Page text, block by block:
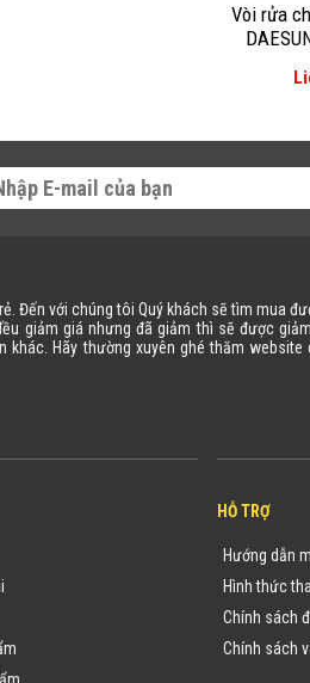
Vòi rửa
Đến với chúng tôi Quý khách sẽ tìm mua
giảm giá nhưng đã giảm thì sẽ được
Hãy thường xuyên ghé thăm
HỖ TRỢ
Hướng dẫn
Hình thức
Chính sách
Chính sách